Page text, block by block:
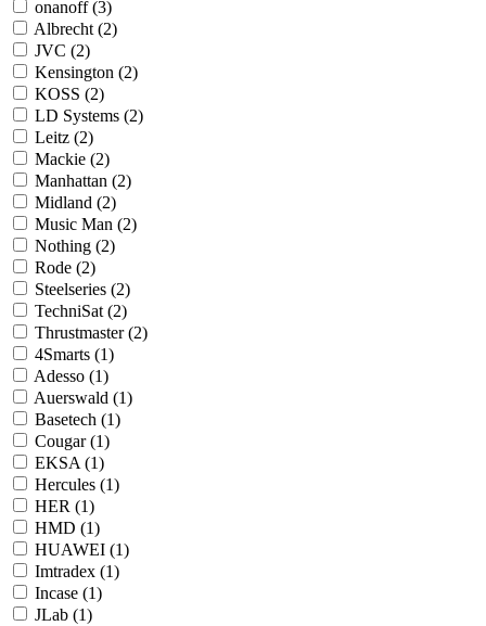
onanoff (3)
Albrecht (2)
JVC (2)
Kensington (2)
KOSS (2)
LD Systems (2)
Leitz (2)
Mackie (2)
Manhattan (2)
Midland (2)
Music Man (2)
Nothing (2)
Rode (2)
Steelseries (2)
TechniSat (2)
Thrustmaster (2)
4Smarts (1)
Adesso (1)
Auerswald (1)
Basetech (1)
Cougar (1)
EKSA (1)
Hercules (1)
HER (1)
HMD (1)
HUAWEI (1)
Imtradex (1)
Incase (1)
JLab (1)